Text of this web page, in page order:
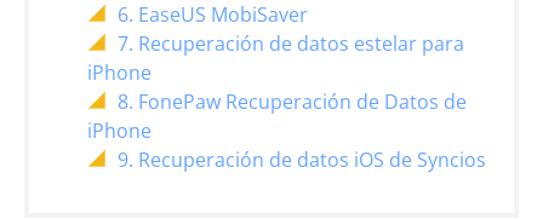
6. EaseUS MobiSaver
7. Recuperación de datos estelar para
iPhone
8. FonePaw Recuperación de Datos de
iPhone
9. Recuperación de datos iOS de Syncios